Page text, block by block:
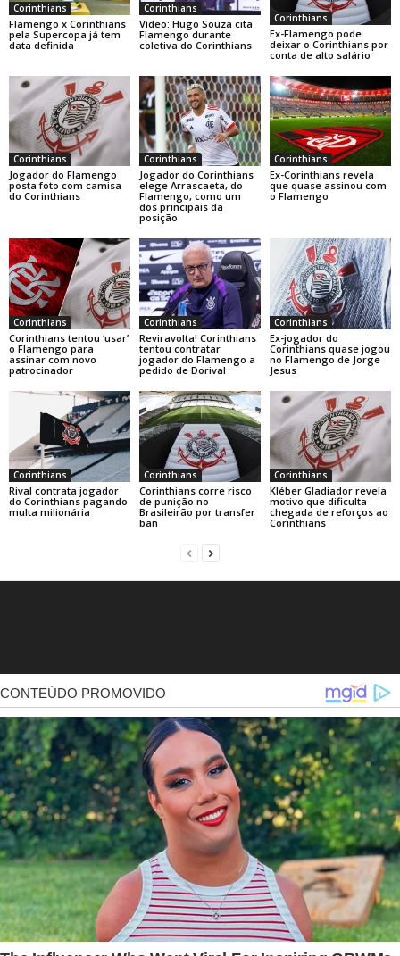
Corinthians
Flamengo x Corinthians
pela Supercopa já tem
data definida
Corinthians
Vídeo: Hugo Souza cita
Flamengo durante
coletiva do Corinthians
Corinthians
Ex-Flamengo pode
deixar o Corinthians por
conta de alto salário
Corinthians
Jogador do Flamengo
posta foto com camisa
do Corinthians
Corinthians
Jogador do Corinthians
elege Arrascaeta, do
Flamengo, como um
dos principais da
posição
Corinthians
Ex-Corinthians revela
que quase assinou com
o Flamengo
Corinthians
Corinthians tentou ‘usar’
o Flamengo para
assinar com novo
patrocinador
Corinthians
Reviravolta! Corinthians
tentou contratar
jogador do Flamengo a
pedido de Dorival
Corinthians
Ex-jogador do
Corinthians quase jogou
no Flamengo de Jorge
Jesus
Corinthians
Rival contrata jogador
do Corinthians pagando
multa milionária
Corinthians
Corinthians corre risco
de punição no
Brasileirão por transfer
ban
Corinthians
Kléber Gladiador revela
motivo que dificulta
chegada de reforços ao
Corinthians